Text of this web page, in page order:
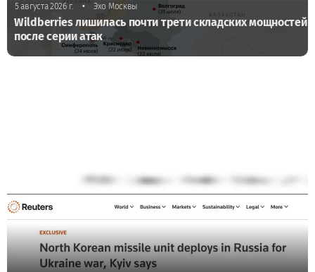
5 августа 2026 г. • Эхо Москвы
Wildberries лишилась почти трети складских мощностей
после серии атак